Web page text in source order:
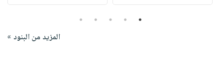
1
2
3
4
5
المزيد من البنود »